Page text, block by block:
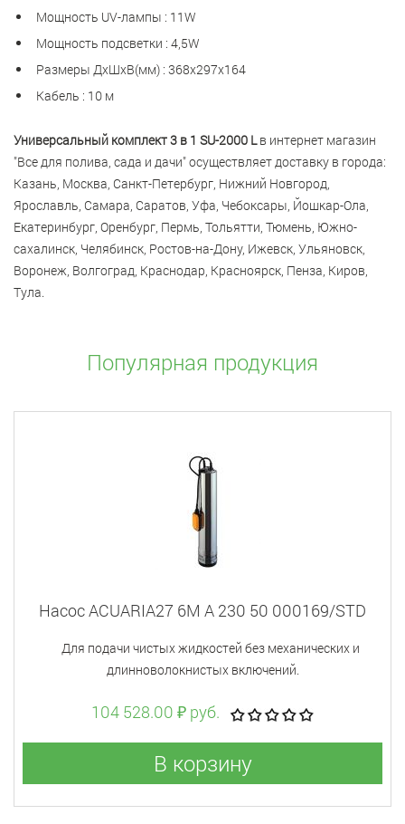
Мощность UV-лампы : 11W
Мощность подсветки : 4,5W
Размеры ДxШxВ(мм) : 368х297х164
Кабель : 10 м
Универсальный комплект 3 в 1 SU-2000 Lв интернет магазин
"Все для полива, сада и дачи" осуществляет доставку в города:
Казань, Москва, Санкт-Петербург, Нижний Новгород,
Ярославль, Самара, Саратов, Уфа, Чебоксары, Йошкар-Ола,
Екатеринбург, Оренбург, Пермь, Тольятти, Тюмень, Южно-
сахалинск, Челябинск, Ростов-на-Дону, Ижевск, Ульяновск,
Воронеж, Волгоград, Краснодар, Красноярск, Пенза, Киров,
Тула.
Популярная продукция
Насос ACUARIA27 6M A 230 50 000169/STD
Для подачи чистых жидкостей без механических и
длинноволокнистых включений.
104 528.00 ₽ руб.
В корзину